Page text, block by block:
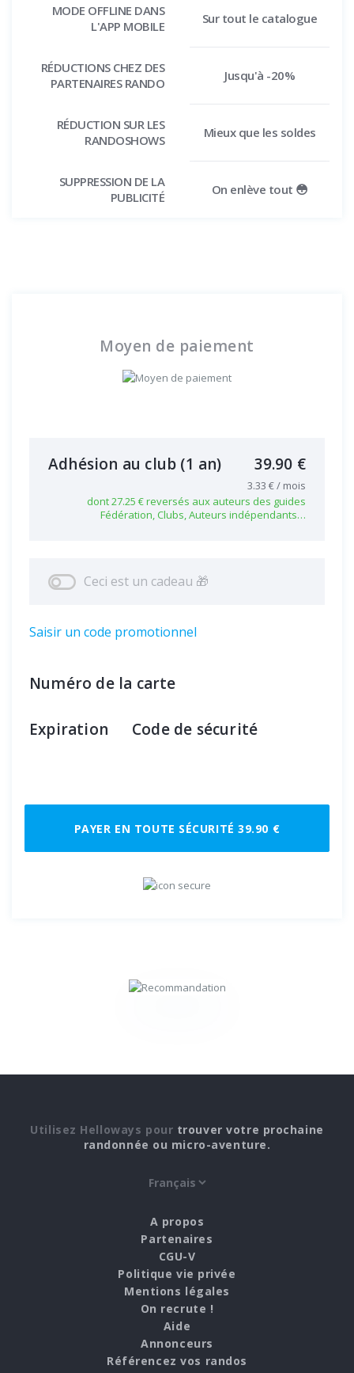
MODE OFFLINE DANS
L'APP MOBILE
Sur tout le catalogue
RÉDUCTIONS CHEZ DES
PARTENAIRES RANDO
Jusqu'à -20%
RÉDUCTION SUR LES
RANDOSHOWS
Mieux que les soldes
SUPPRESSION DE LA
PUBLICITÉ
On enlève tout 😳
Moyen de paiement
Adhésion au club (1 an) 39.90 €
3.33 € / mois
dont 27.25 € reversés aux auteurs des guides
Fédération, Clubs, Auteurs indépendants…
Ceci est un cadeau 🎁
Saisir un code promotionnel
Numéro de la carte
Expiration Code de sécurité
PAYER EN TOUTE SÉCURITÉ 39.90 €
Utilisez Helloways pour trouver votre prochaine
randonnée ou micro-aventure.
A propos
Partenaires
CGU-V
Politique vie privée
Mentions légales
On recrute !
Aide
Annonceurs
Référencez vos randos